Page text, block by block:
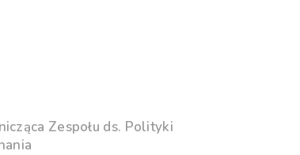
Zespołu ds. Polityki